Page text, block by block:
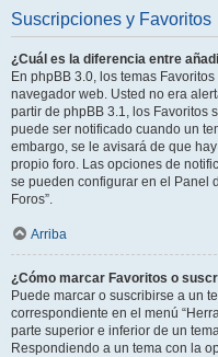
Suscripciones y Favoritos
¿Cuál es la diferencia entre
En phpBB 3.0, los temas
navegador web. Usted no era
partir de phpBB 3.1, los Favoritos
puede ser notificado cuando un
embargo, se le avisará de que
propio foro. Las opciones de
se pueden configurar en el Panel
Foros”.
Arriba
¿Cómo marcar Favoritos o
Puede marcar o suscribirse a un
correspondiente en el menú
parte superior e inferior de un
Respondiendo a un tema con la